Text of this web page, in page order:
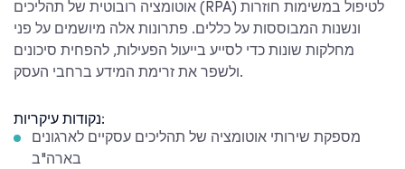
אוטומציה רובוטית של תהליכים (RPA) לטיפול במשימות חוזרות
ונשנות המבוססות על כללים. פתרונות אלה מיושמים על פני
מחלקות שונות כדי לסייע בייעול הפעילות, להפחית סיכונים
ולשפר את זרימת המידע ברחבי העסק.
נקודות עיקריות:
מספקת שירותי אוטומציה של תהליכים עסקיים לארגונים
בארה"ב